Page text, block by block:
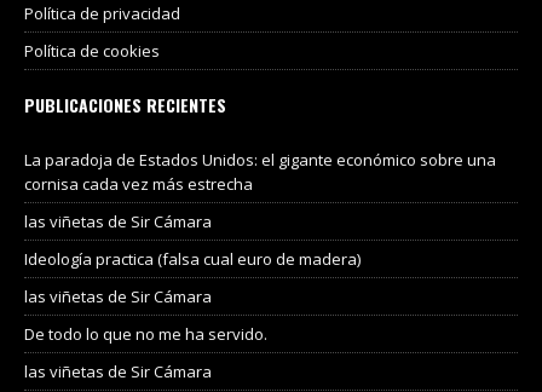
Política de privacidad
Política de cookies
PUBLICACIONES RECIENTES
La paradoja de Estados Unidos: el gigante económico sobre una
cornisa cada vez más estrecha
las viñetas de Sir Cámara
Ideología practica (falsa cual euro de madera)
las viñetas de Sir Cámara
De todo lo que no me ha servido.
las viñetas de Sir Cámara